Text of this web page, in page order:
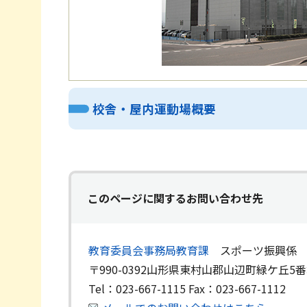
校舎・屋内運動場概要
このページに関するお問い合わせ先
教育委員会事務局教育課
スポーツ振興係
〒990-0392山形県東村山郡山辺町緑ケ丘5
Tel：023-667-1115 Fax：023-667-1112